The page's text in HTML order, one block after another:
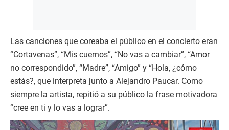
Las canciones que coreaba el público en el concierto eran
“Cortavenas”, “Mis cuernos”, “No vas a cambiar”, “Amor
no correspondido”, “Madre”, “Amigo” y “Hola, ¿cómo
estás?, que interpreta junto a Alejandro Paucar. Como
siempre la artista, repitió a su público la frase motivadora
“cree en ti y lo vas a lograr”.